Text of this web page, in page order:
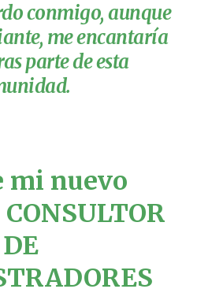
conmigo, aunque
me encantaría
parte de esta
mi nuevo
DE